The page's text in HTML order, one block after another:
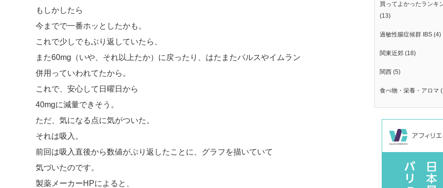
もしかしたら
今までで一番ホッとしたかも。
これで少しでもぶり返していたら、
また60mg（いや、それ以上たか）に戻ったり、はたまたパルスやイムラン
併用っていわれてたから。
これで、安心して日曜日から
40mgに減量できそう。
ただ、気になる点に気がついた。
それは吸入。
前回は吸入直後から数値がぶり返したことに、グラフを描いていて
気づいたのです。
製薬メーカーHPによると、
買ってよかったランキ
(13)
過敏性腸症候群 IBS (4)
関東近郊 (18)
関西 (5)
食べ物・栄養・アロマ